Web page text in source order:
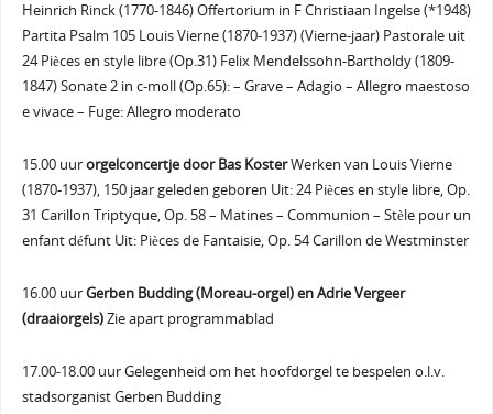
Heinrich Rinck (1770-1846) Offertorium in F Christiaan Ingelse (*1948)
Partita Psalm 105 Louis Vierne (1870-1937) (Vierne-jaar) Pastorale uit
24 Pièces en style libre (Op.31) Felix Mendelssohn-Bartholdy (1809-
1847) Sonate 2 in c-moll (Op.65): – Grave – Adagio – Allegro maestoso
e vivace – Fuge: Allegro moderato
15.00 uurorgelconcertje door Bas KosterWerken van Louis Vierne
(1870-1937), 150 jaar geleden geboren Uit: 24 Pièces en style libre, Op.
31 Carillon Triptyque, Op. 58 – Matines – Communion – Stèle pour un
enfant défunt Uit: Pièces de Fantaisie, Op. 54 Carillon de Westminster
16.00 uurGerben Budding (Moreau-orgel) en Adrie Vergeer
(draaiorgels)Zie apart programmablad
17.00-18.00 uur Gelegenheid om het hoofdorgel te bespelen o.l.v.
stadsorganist Gerben Budding